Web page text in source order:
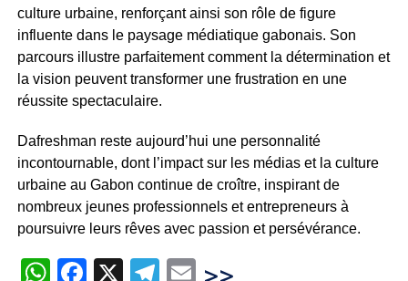
culture urbaine, renforçant ainsi son rôle de figure
influente dans le paysage médiatique gabonais. Son
parcours illustre parfaitement comment la détermination et
la vision peuvent transformer une frustration en une
réussite spectaculaire.
Dafreshman reste aujourd’hui une personnalité
incontournable, dont l’impact sur les médias et la culture
urbaine au Gabon continue de croître, inspirant de
nombreux jeunes professionnels et entrepreneurs à
poursuivre leurs rêves avec passion et persévérance.
WhatsApp
Facebook
X Telegram
Email